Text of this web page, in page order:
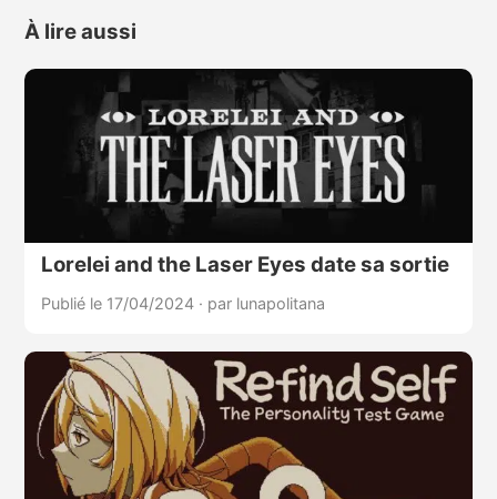
À lire aussi
Lorelei and the Laser Eyes date sa sortie
Publié le 17/04/2024 · par lunapolitana